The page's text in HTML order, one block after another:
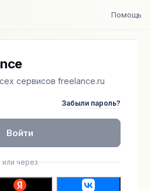
Помощь
сервисов freelance.ru
Забыли пароль?
Войти
или через